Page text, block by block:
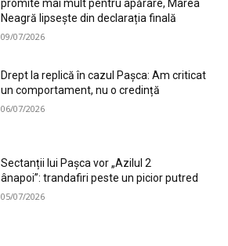
promite mai mult pentru apărare, Marea
Neagră lipsește din declarația finală
09/07/2026
Drept la replică în cazul Pașca: Am criticat
un comportament, nu o credință
06/07/2026
Sectanții lui Pașca vor „Azilul 2
ânapoi”: trandafiri peste un picior putred
05/07/2026